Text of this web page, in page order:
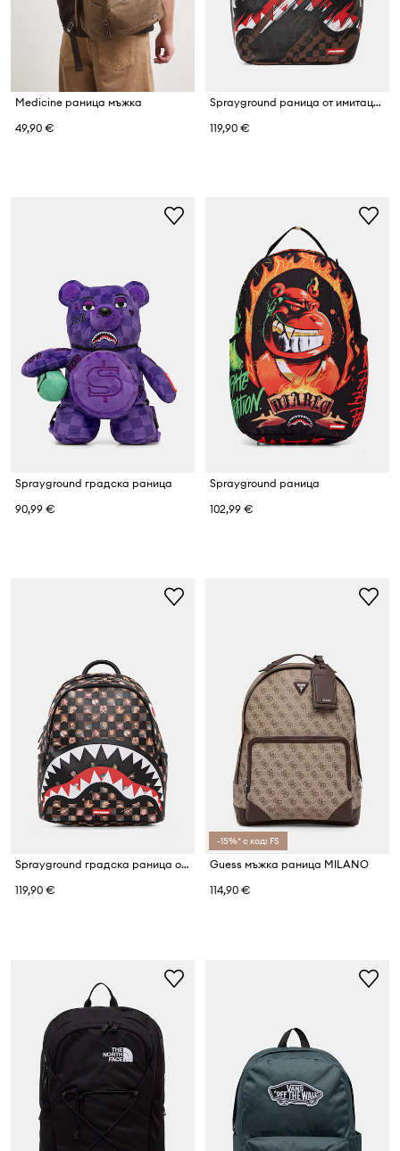
Medicine раница мъжка
49,90 €
Sprayground раница от имитация на кожа
119,90 €
Sprayground градска раница
90,99 €
Sprayground раница
102,99 €
Sprayground градска раница от имитация на кожа
119,90 €
-15%* с код: FS
Guess мъжка раница MILANO
114,90 €